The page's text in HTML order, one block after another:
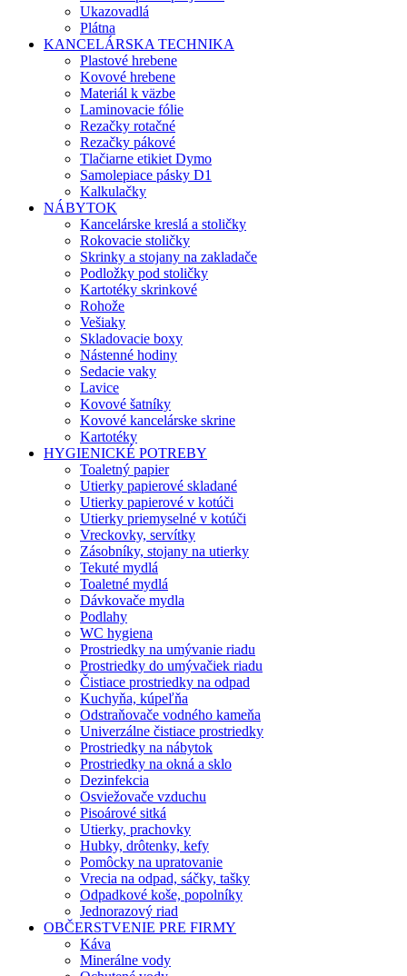
Ukazovadlá
Plátna
KANCELÁRSKA TECHNIKA
Plastové hrebene
Kovové hrebene
Materiál k väzbe
Laminovacie fólie
Rezačky rotačné
Rezačky pákové
Tlačiarne etikiet Dymo
Samolepiace pásky D1
Kalkulačky
NÁBYTOK
Kancelárske kreslá a stoličky
Rokovacie stoličky
Skrinky a stojany na zakladače
Podložky pod stoličky
Kartotéky skrinkové
Rohože
Vešiaky
Skladovacie boxy
Nástenné hodiny
Sedacie vaky
Lavice
Kovové šatníky
Kovové kancelárske skrine
Kartotéky
HYGIENICKÉ POTREBY
Toaletný papier
Utierky papierové skladané
Utierky papierové v kotúči
Utierky priemyselné v kotúči
Vreckovky, servítky
Zásobníky, stojany na utierky
Tekuté mydlá
Toaletné mydlá
Dávkovače mydla
Podlahy
WC hygiena
Prostriedky na umývanie riadu
Prostriedky do umývačiek riadu
Čistiace prostriedky na odpad
Kuchyňa, kúpeľňa
Odstraňovače vodného kameňa
Univerzálne čistiace prostriedky
Prostriedky na nábytok
Prostriedky na okná a sklo
Dezinfekcia
Osviežovače vzduchu
Pisoárové sitká
Utierky, prachovky
Hubky, drôtenky, kefy
Pomôcky na upratovanie
Vrecia na odpad, sáčky, tašky
Odpadkové koše, popolníky
Jednorazový riad
OBČERSTVENIE PRE FIRMY
Káva
Minerálne vody